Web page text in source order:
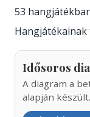
53
Hangjátékainak
Idősoros
A diagram a
alapján készült.